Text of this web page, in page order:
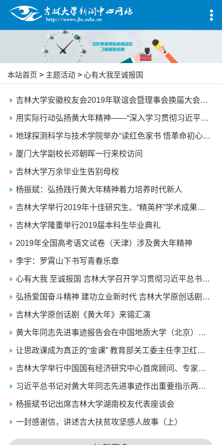
本站首页 > 主题活动 > 心有大我至诚报国
吉林大学安徽校友会2019年联谊会暨理事会换届大会在合肥举行
用实际行动弘扬黄大年精神——“深入学习贯彻习近平总书记对黄大年同志先进事迹作出重要指示两周年座谈会”述要
地球探测科学与技术学院举办“读红色家书 悟革命初心”主题活动
厦门大学副校长邓朝晖一行来校访问
吉林大学万余毕业生告别母校
杨振斌：弘扬践行黄大年精神着力培养时代新人
吉林大学举行2019年十佳研究生、“精英杯”学术成果大奖赛颁奖典礼
吉林大学隆重举行2019届本科生毕业典礼
2019年全国高考语文试卷（天津）涉及黄大年精神
李宇：罗霄山下书写青春乐章
心有大我 至诚报国 吉林大学召开学习贯彻习近平总书记对黄大年同志先进事迹重要指示两周年座谈会
弘扬爱国奋斗精神 建功立业新时代 吉林大学原创话剧《黄大年》在无锡汇演
吉林大学原创话剧《黄大年》来锡汇演
黄大年同志先进事迹报告会在中国地质大学（北京）举行
让思政课成为真正的“金课” 教育部关工委主任李卫红一行赴吉林大学调研
吉林大学举行中国国有经济研究中心首席顾问、专家委员会主任、副主任聘任仪式
习近平总书记对黄大年同志先进事迹作出重要指示两周年 吉林大学举办2018级“黄大年创新班”授牌仪式
杨振斌书记出席吉林大学湖南校友代表座谈会
一封感谢信，讲述吉大扶贫攻坚感人故事（上）